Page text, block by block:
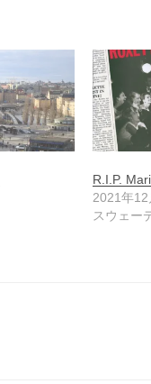
R.I.P.
2021年12
スウェー